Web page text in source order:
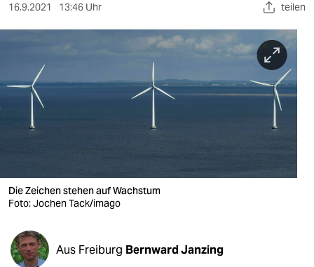
berlin
nord
verlag
verlag
veranstaltungen
shop
16.9.2021 13:46 Uhr teilen
Die Zeichen stehen auf Wachstum
Foto: Jochen Tack/imago
Aus Freiburg Bernward Janzing